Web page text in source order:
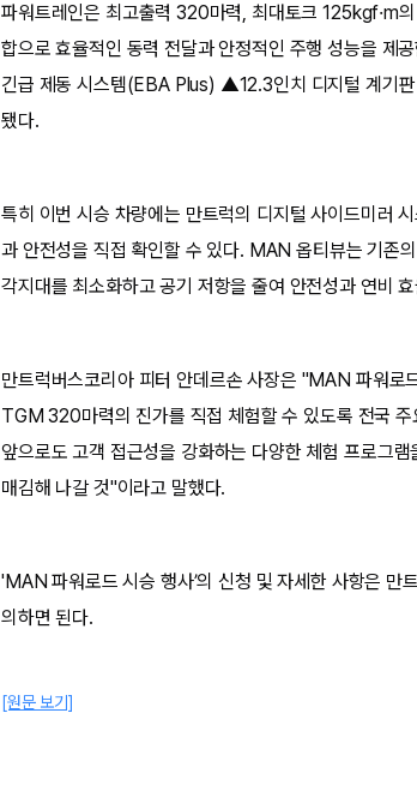
파워트레인은 최고출력 320마력, 최대토크
합으로 효율적인 동력 전달과 안정적인 주행 성능을
긴급 제동 시스템(EBA Plus) ▲12.3인치 디지털 계기
됐다.
특히 이번 시승 차량에는 만트럭의 디지털 사이드미러
과 안전성을 직접 확인할 수 있다. MAN 옵티뷰는 기존
각지대를 최소화하고 공기 저항을 줄여 안전성과 연비
만트럭버스코리아 피터 안데르손 사장은 "MAN 파워
TGM 320마력의 진가를 직접 체험할 수 있도록 전국
앞으로도 고객 접근성을 강화하는 다양한 체험 프로그
매김해 나갈 것"이라고 말했다.
'MAN 파워로드 시승 행사’의 신청 및 자세한 사항은 만
의하면 된다.
[원문 보기]